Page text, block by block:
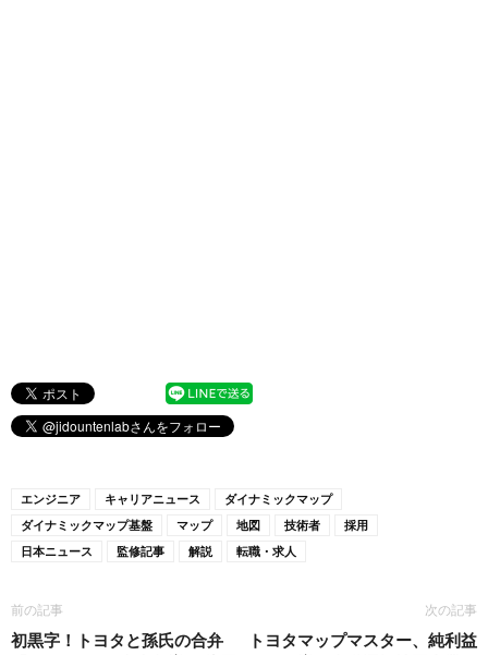
エンジニア キャリアニュース
ダイナミックマップ
ダイナミックマップ基盤
マップ 地図 技術者
採用
日本ニュース
監修記事 解説 転職・求人
前の記事
初黒字！トヨタと孫氏の合弁
次の記事
トヨタマップマスター、純利益